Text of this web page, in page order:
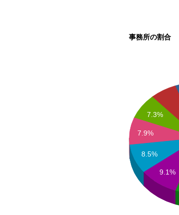
事務所の割合
7.3%
7.9%
8.5%
9.1%